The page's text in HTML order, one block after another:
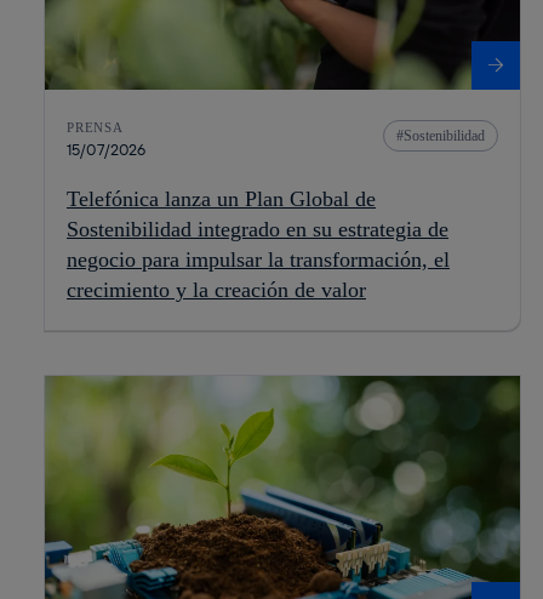
PRENSA
15/07/2026
Sostenibilidad
Telefónica lanza un Plan Global de
Sostenibilidad integrado en su estrategia de
negocio para impulsar la transformación, el
crecimiento y la creación de valor